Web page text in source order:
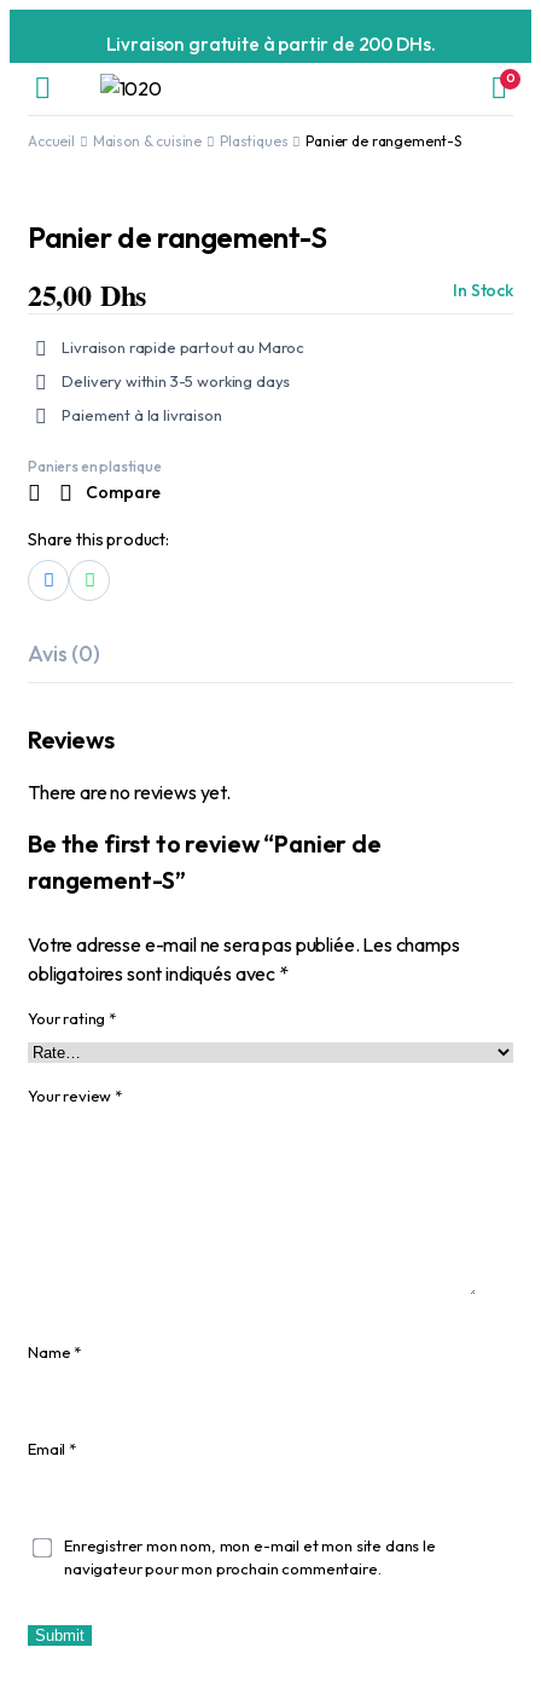
Livraison gratuite à partir de 200 DHs.
0
Accueil Maison & cuisine Plastiques Panier de rangement-S
Panier de rangement-S
25,00Dhs In Stock
Livraison rapide partout au Maroc
Delivery within 3-5 working days
Paiement à la livraison
Paniers en plastique
Compare
Share this product:
Avis (0)
Reviews
There are no reviews yet.
Be the first to review “Panier de
rangement-S”
Votre adresse e-mail ne sera pas publiée. Les champs
obligatoires sont indiqués avec *
Your rating *
Your review *
Name *
Email *
Enregistrer mon nom, mon e-mail et mon site dans le
navigateur pour mon prochain commentaire.